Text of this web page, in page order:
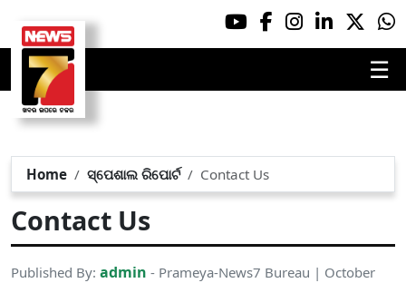
☰
Home ସ୍ପେଶାଲ ରିପୋର୍ଟ Contact Us
Contact Us
Published By: admin - Prameya-News7 Bureau | October